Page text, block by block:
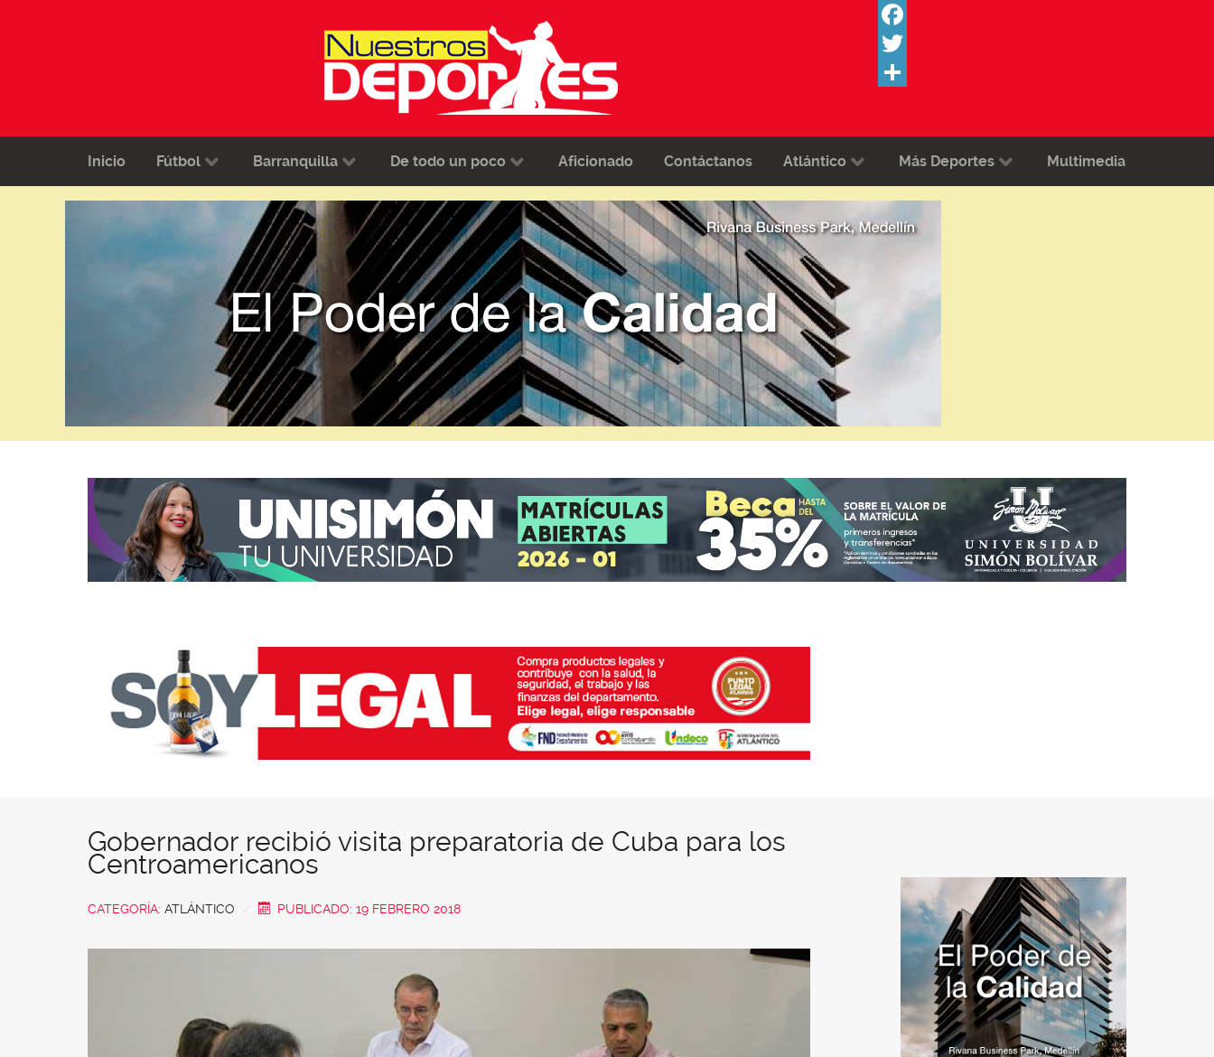
Facebook
Twitter
Inicio Fútbol Barranquilla De todo un poco Aficionado Contáctanos Atlántico Más Deportes Multimedia
Gobernador recibió visita preparatoria de Cuba para los
Centroamericanos
CATEGORÍA: ATLÁNTICO PUBLICADO: 19 FEBRERO 2018